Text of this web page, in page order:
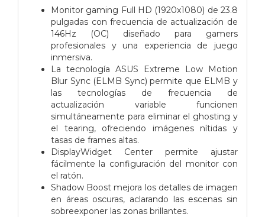
Monitor gaming Full HD (1920x1080) de 23.8
pulgadas con frecuencia de actualización de
146Hz (OC) diseñado para gamers
profesionales y una experiencia de juego
inmersiva.
La tecnología ASUS Extreme Low Motion
Blur Sync (ELMB Sync) permite que ELMB y
las tecnologías de frecuencia de
actualización variable funcionen
simultáneamente para eliminar el ghosting y
el tearing, ofreciendo imágenes nítidas y
tasas de frames altas.
DisplayWidget Center permite ajustar
fácilmente la configuración del monitor con
el ratón.
Shadow Boost mejora los detalles de imagen
en áreas oscuras, aclarando las escenas sin
sobreexponer las zonas brillantes.